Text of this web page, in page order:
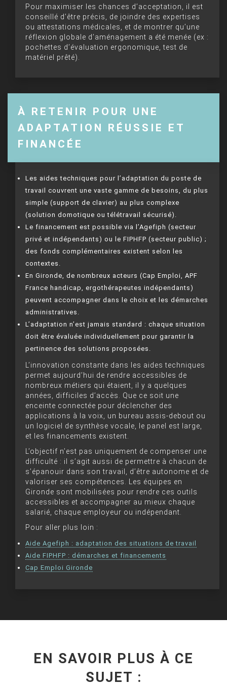
Pour maximiser les chances d’acceptation, il est
conseillé d’être précis, de joindre des expertises
ou attestations médicales, et de montrer qu’une
réflexion globale d’aménagement a été menée (ex :
pochettes d’évaluation ergonomique, test de
matériel prêté).
À RETENIR POUR UNE
ADAPTATION RÉUSSIE ET
FINANCÉE
Les aides techniques pour l’adaptation du poste de
travail couvrent une vaste gamme de besoins, du plus
simple (support de clavier) au plus complexe
(solution domotique ou télétravail sécurisé).
Le financement est possible via l’Agefiph (secteur
privé et indépendants) ou le FIPHFP (secteur public) ;
des fonds complémentaires existent selon les
contextes.
En Gironde, de nombreux acteurs (Cap Emploi, APF
France handicap, ergothérapeutes indépendants)
peuvent accompagner dans le choix et les démarches
administratives.
L’adaptation n’est jamais standard : chaque situation
doit être évaluée individuellement pour garantir la
pertinence des solutions proposées.
L’innovation constante dans les aides techniques
permet aujourd’hui de rendre accessibles de
nombreux métiers qui étaient, il y a quelques
années, difficiles d’accès. Que ce soit une
enceinte connectée pour déclencher des
applications à la voix, un bureau assis-debout ou
un logiciel de synthèse vocale, le panel est large,
et les financements existent.
L’objectif n’est pas uniquement de compenser une
difficulté : il s’agit aussi de permettre à chacun de
s’épanouir dans son travail, d’être autonome et de
valoriser ses compétences. Les équipes en
Gironde sont mobilisées pour rendre ces outils
accessibles et accompagner au mieux chaque
salarié, chaque employeur ou indépendant.
Pour aller plus loin :
Aide Agefiph : adaptation des situations de travail
Aide FIPHFP : démarches et financements
Cap Emploi Gironde
EN SAVOIR PLUS À CE
SUJET :